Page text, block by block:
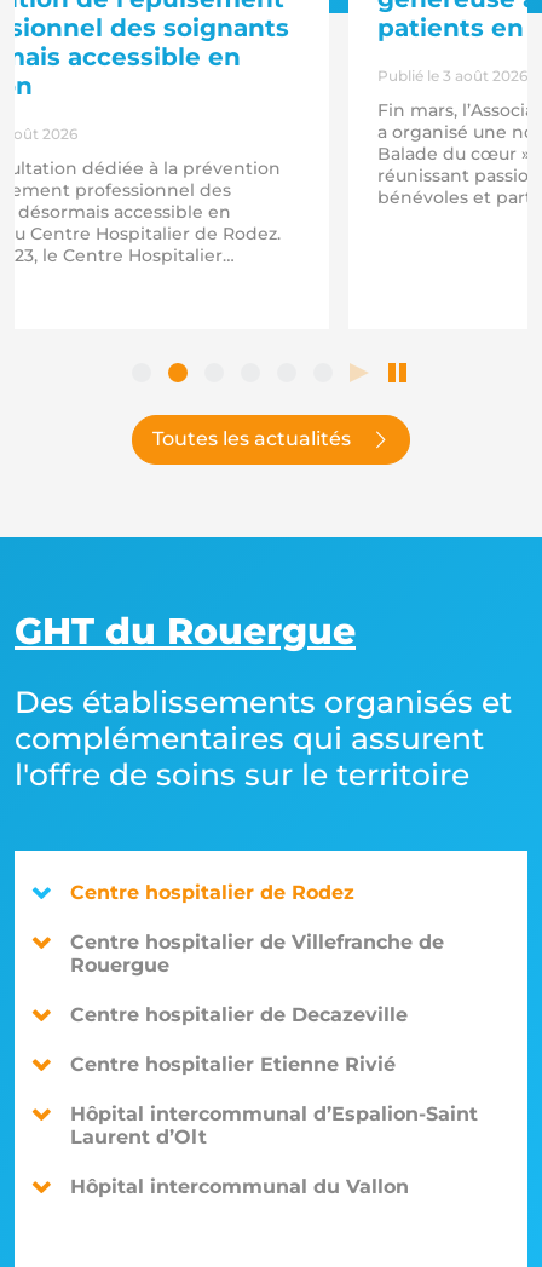
Toutes les actualités
des soignants
accessible en
août 2026
dédiée à la prévention
professionnel des
désormais accessible en
Centre Hospitalier de Rodez.
le Centre Hospitalier
existants, notamment ceux
par la médecine du travail.…
patients en
Publié le 3 août 2026
Fin mars,
a organisé une
Balade du cœur
réunissant
bénévoles et
GHT du Rouergue
Des établissements organisés et
complémentaires qui assurent
l'offre de soins sur le territoire
Centre hospitalier de Rodez
Centre hospitalier de Villefranche de
Rouergue
Centre hospitalier de Decazeville
Centre hospitalier Etienne Rivié
Hôpital intercommunal d’Espalion-Saint
Laurent d’Olt
Hôpital intercommunal du Vallon